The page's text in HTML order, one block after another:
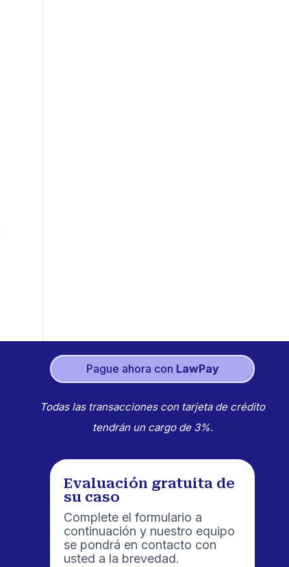
Pague ahora con LawPay
Todas las transacciones con tarjeta de crédito
tendrán un cargo de 3%.
Evaluación gratuita de
su caso
Complete el formulario a
continuación y nuestro equipo
se pondrá en contacto con
usted a la brevedad.